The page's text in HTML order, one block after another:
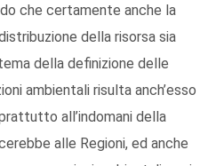
che certamente anche la
della risorsa sia
della definizione delle
ambientali risulta anch’esso
all’indomani della
alle Regioni, ed anche